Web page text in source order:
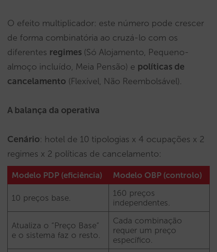
O efeito multiplicador: este número pode crescer
de forma combinatória ao cruzá-lo com os
diferentes regimes (Só Alojamento, Pequeno-
almoço incluído, Meia Pensão) e políticas de
cancelamento (Flexível, Não Reembolsável).
A balança da operativa
Cenário: hotel de 10 tipologias x 4 ocupações x 2
regimes x 2 políticas de cancelamento:
Modelo PDP (eficiência) Modelo OBP (controlo)
10 preços base.
160 preços
independentes.
Atualiza o “Preço Base”
e o sistema faz o resto.
Cada combinação
requer um preço
específico.